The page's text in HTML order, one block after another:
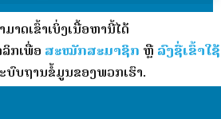
າດເຂົ້າເບິ່ງເນື້ອຫານີ້ໄດ້
ກເພື່ອ ສະໝັກສະມາຊິກ ຫຼື ລົງຊື່ເຂົ້າໃຊ້
ບົບຖານຂໍ້ມູນຂອງພວກເຮົາ.